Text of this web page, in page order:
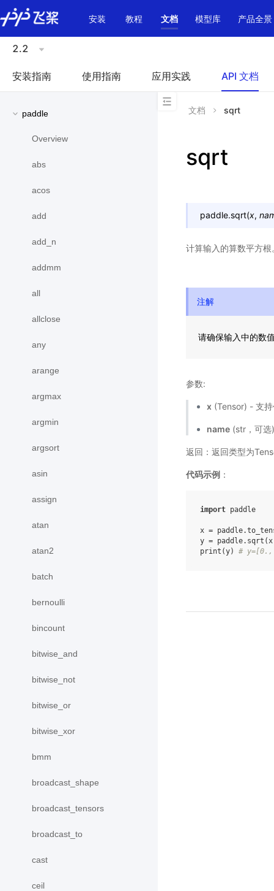
\u200E
安装
教程 文档 模型库 产品全景
2.2
安装指南 使用指南 应用实践 API 文档
paddle
Overview
abs
acos
add
add_n
addmm
all
allclose
any
arange
argmax
argmin
argsort
asin
assign
atan
atan2
batch
bernoulli
bincount
bitwise_and
bitwise_not
bitwise_or
bitwise_xor
bmm
broadcast_shape
broadcast_tensors
broadcast_to
cast
ceil
文档 sqrt
sqrt
paddle.sqrt(x,
计算输入的算数平方根
注解
请确保输入中的数
参数:
x (Tensor) - 支
name (str，可
返回：返回类型为
代码示例 ：
import paddle
x = paddle.
y = paddle. sqrt (x
print (y) #